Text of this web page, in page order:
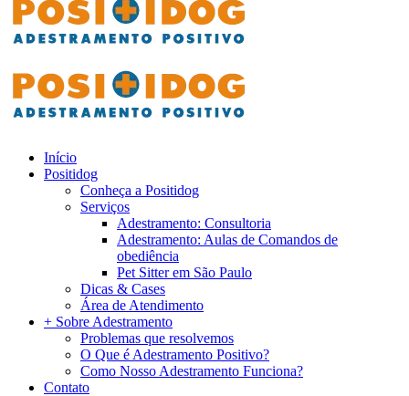
Início
Positidog
Conheça a Positidog
Serviços
Adestramento: Consultoria
Adestramento: Aulas de Comandos de
obediência
Pet Sitter em São Paulo
Dicas & Cases
Área de Atendimento
+ Sobre Adestramento
Problemas que resolvemos
O Que é Adestramento Positivo?
Como Nosso Adestramento Funciona?
Contato